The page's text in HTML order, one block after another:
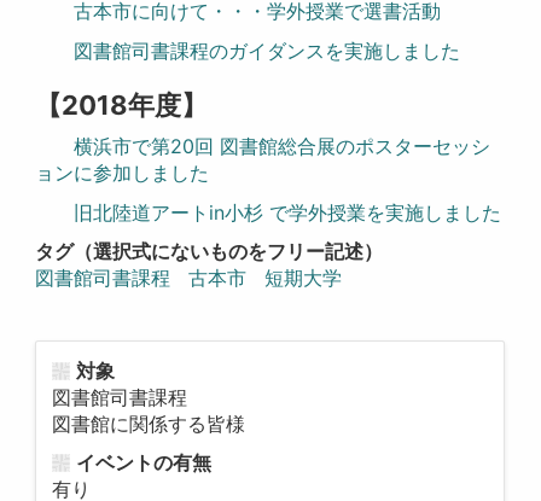
古本市に向けて・・・学外授業で選書活動
図書館司書課程のガイダンスを実施しました
【2018年度】
横浜市で第20回 図書館総合展のポスターセッシ
ョンに参加しました
旧北陸道アートin小杉 で学外授業を実施しました
タグ（選択式にないものをフリー記述）
図書館司書課程
古本市 短期大学
対象
図書館司書課程
図書館に関係する皆様
イベントの有無
有り